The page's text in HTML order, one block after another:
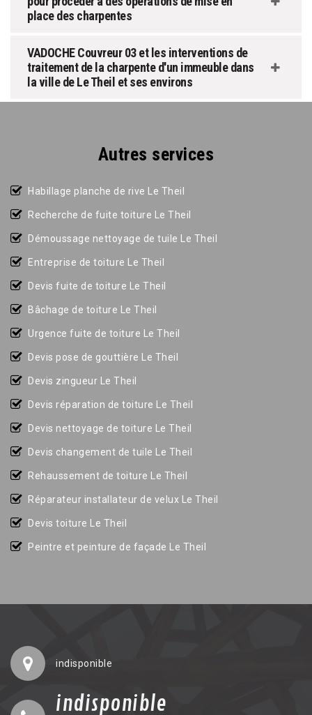
place des charpentes
VADOCHE Couvreur 03 et les interventions de
traitement de la charpente d'un immeuble dans
la ville de Le Theil et ses environs
Autres services
Habillage planche de rive Le Theil
Recherche de fuite toiture Le Theil
Démoussage nettoyage de tuile Le Theil
Entreprise de toiture Le Theil
Devis fuite de toiture Le Theil
Bâchage de toiture Le Theil
Urgence fuite de toiture Le Theil
Devis pose de gouttière Le Theil
Devis zingueur Le Theil
Devis réparation de toiture Le Theil
Devis nettoyage de toiture Le Theil
Devis changement de tuile Le Theil
Rehaussement de toiture Le Theil
Réparateur installateur de velux Le Theil
Devis toiture Le Theil
Peintre et peinture de façade Le Theil
indisponible
indisponible